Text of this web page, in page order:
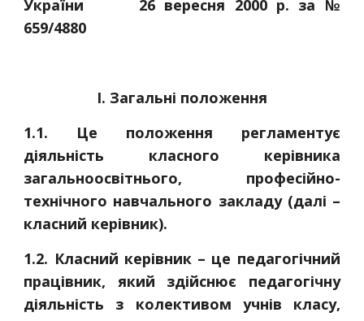
України 26 вересня 2000 р. за №
659/4880
І. Загальні положення
1.1. Це положення регламентує
діяльність класного керівника
загальноосвітнього, професійно-
технічного навчального закладу (далі –
класний керівник).
1.2. Класний керівник – це педагогічний
працівник, який здійснює педагогічну
діяльність з колективом учнів класу,